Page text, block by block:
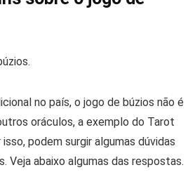
no país, o jogo de búzios não é
oráculos, a exemplo do Tarot
isso, podem surgir algumas dúvidas
Veja abaixo algumas das respostas.